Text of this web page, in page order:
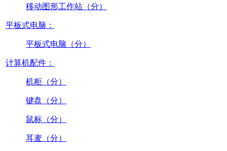
移动图形工作站（分）
平板式电脑：
平板式电脑（分）
计算机配件：
机柜（分）
键盘（分）
鼠标（分）
耳麦（分）